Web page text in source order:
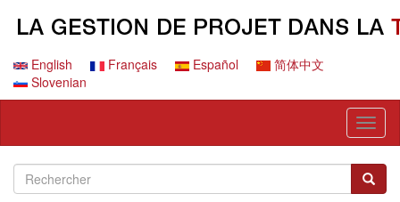
principalEnglish Français Español
简体中文
Slovenian
Search
Rechercher